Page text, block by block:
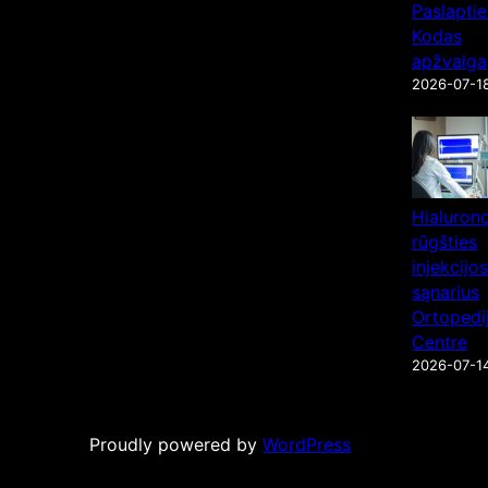
Kodas
apžvalga
2026-07-
rūgšties
sąnarius
Centre
2026-07-
Proudly powered byWordPress